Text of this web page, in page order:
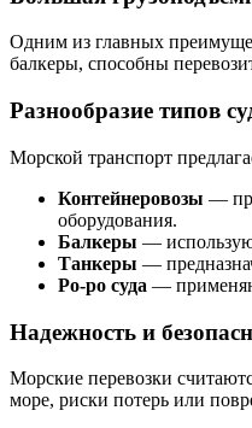
Одним из главных
балкеры, способны
Разнообразие типов
Морской транспорт
Контейнеровозы —
оборудования.
Балкеры —
Танкеры —
Ро-ро суда —
Надежность и
Морские перевозки
море, риски потерь или